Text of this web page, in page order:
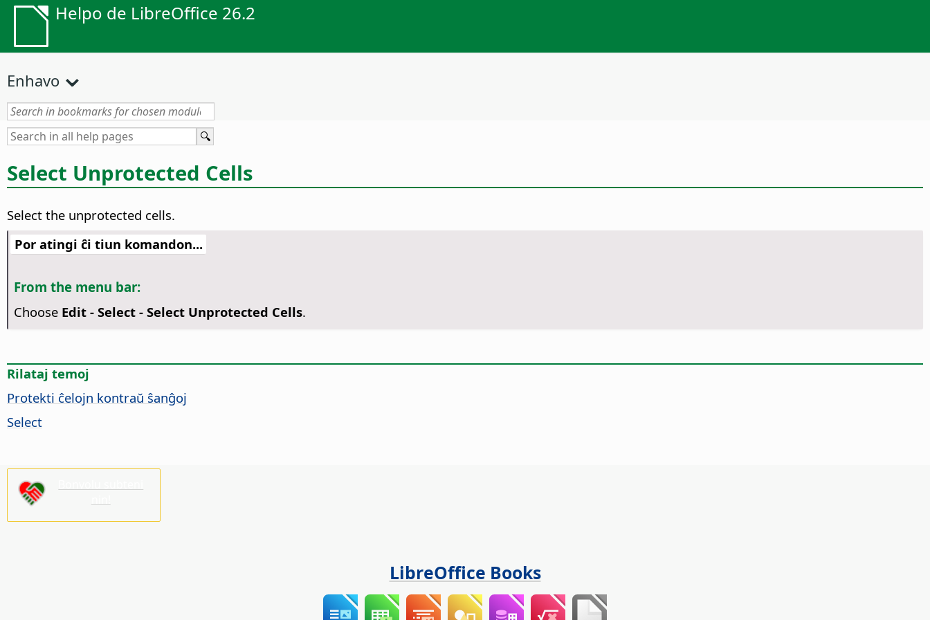
Helpo de LibreOffice 26.2
Enhavo
Select Unprotected Cells
Select the unprotected cells.
Por atingi ĉi tiun komandon...
From the menu bar:
Choose Edit - Select - Select Unprotected Cells.
Rilataj temoj
Protekti ĉelojn kontraŭ ŝanĝoj
Select
LibreOffice Books